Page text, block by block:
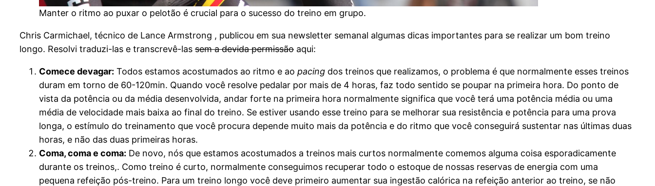
Manter o ritmo ao puxar o pelotão é crucial para o sucesso do treino em grupo.
Chris Carmichael, técnico de Lance Armstrong , publicou em sua newsletter semanal algumas dicas importantes para se realizar um bom treino
longo. Resolvi traduzi-las e transcrevê-las sem a devida permissão aqui:
Comece devagar: Todos estamos acostumados ao ritmo e ao pacing dos treinos que realizamos, o problema é que normalmente esses treinos
duram em torno de 60-120min. Quando você resolve pedalar por mais de 4 horas, faz todo sentido se poupar na primeira hora. Do ponto de
vista da potência ou da média desenvolvida, andar forte na primeira hora normalmente significa que você terá uma potência média ou uma
média de velocidade mais baixa ao final do treino. Se estiver usando esse treino para se melhorar sua resistência e potência para uma prova
longa, o estímulo do treinamento que você procura depende muito mais da potência e do ritmo que você conseguirá sustentar nas últimas duas
horas, e não das duas primeiras horas.
Coma, coma e coma: De novo, nós que estamos acostumados a treinos mais curtos normalmente comemos alguma coisa esporadicamente
durante os treinos,. Como treino é curto, normalmente conseguimos recuperar todo o estoque de nossas reservas de energia com uma
pequena refeição pós-treino. Para um treino longo você deve primeiro aumentar sua ingestão calórica na refeição anterior ao treino, se não